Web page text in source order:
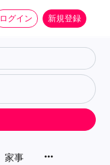
ログイン 新規登録
家事 more_horiz